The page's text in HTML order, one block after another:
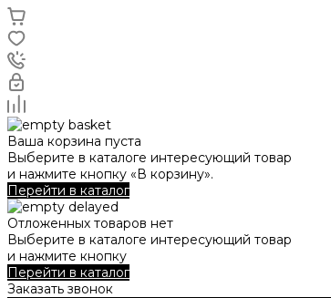
Ваша корзина пуста
Выберите в каталоге интересующий товар
и нажмите кнопку «В корзину».
Перейти в каталог
Отложенных товаров нет
Выберите в каталоге интересующий товар
и нажмите кнопку
Перейти в каталог
Заказать звонок